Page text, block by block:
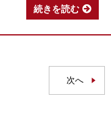
続きを読む
次へ